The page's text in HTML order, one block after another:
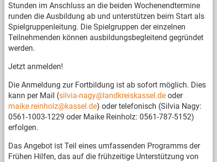
Stunden im Anschluss an die beiden Wochenendtermine
runden die Ausbildung ab und unterstützen beim Start als
Spielgruppenleitung. Die Spielgruppen der einzelnen
Teilnehmenden können ausbildungsbegleitend gegründet
werden.
Jetzt anmelden!
Die Anmeldung zur Fortbildung ist ab sofort möglich. Dies
kann per Mail (silvia-nagy@landkreiskassel.deoder
maike.reinholz@kassel.de) oder telefonisch (Silvia Nagy:
0561-1003-1229 oder Maike Reinholz: 0561-787-5152)
erfolgen.
Das Angebot ist Teil eines umfassenden Programms der
Frühen Hilfen, das auf die frühzeitige Unterstützung von